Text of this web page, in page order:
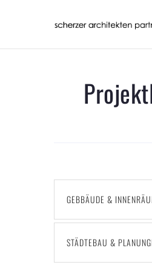
GEBBÄUDE &
STÄDTEBAU &